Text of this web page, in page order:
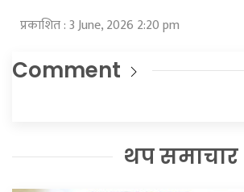
प्रकाशित : 3 June, 2026 2:20 pm
Comment
थप समाचार